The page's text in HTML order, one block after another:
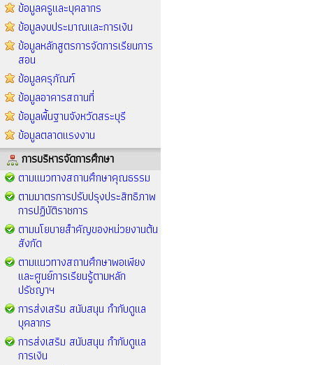
ข้อมูลครูและบุคลากร
ข้อมูลงบประมาณและการเงิน
ข้อมูลหลักสูตรการจัดการเรียนการ
สอน
ข้อมูลครุภัณฑ์
ข้อมูลอาคารสถานที่
ข้อมูลพื้นฐานจังหวัดสระบุรี
ข้อมูลตลาดแรงงาน
การบริหารจัดการศึกษา
ตามแนวทางสถานศึกษาคุณธรรม
ตามมาตรการปรับปรุงประสิทธิภาพ
การปฏิบัติราชการ
ตามนโยบายสำคัญของหน่วยงานต้น
สังกัด
ตามแนวทางสถานศึกษาพอเพียง
และศูนย์การเรียนรู้ตามหลัก
ปรัชญาฯ
การส่งเสริม สนับสนุน กำกับดูแล
บุคลากร
การส่งเสริม สนับสนุน กำกับดูแล
การเงิน